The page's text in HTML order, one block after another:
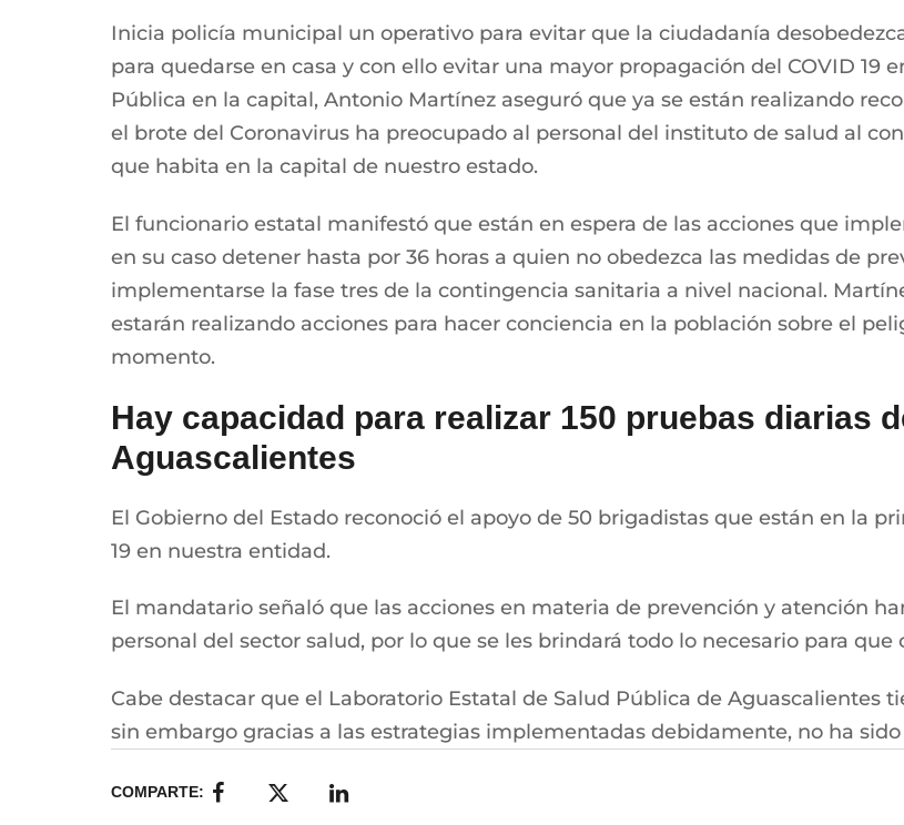
Inicia policía municipal un operativo para evitar que la ciudadanía
para quedarse en casa y con ello evitar una mayor propagación del COVID 19
Pública en la capital, Antonio Martínez aseguró que ya se están realizando
el brote del Coronavirus ha preocupado al personal del instituto de salud al
que habita en la capital de nuestro estado.
El funcionario estatal manifestó que están en espera de las acciones que
en su caso detener hasta por 36 horas a quien no obedezca las medidas de
implementarse la fase tres de la contingencia sanitaria a nivel nacional.
estarán realizando acciones para hacer conciencia en la población sobre el
momento.
Hay capacidad para realizar 150 pruebas diarias
Aguascalientes
El Gobierno del Estado reconoció el apoyo de 50 brigadistas que están en la
19 en nuestra entidad.
El mandatario señaló que las acciones en materia de prevención y atención
personal del sector salud, por lo que se les brindará todo lo necesario para
Cabe destacar que el Laboratorio Estatal de Salud Pública de Aguascalientes
sin embargo gracias a las estrategias implementadas debidamente, no ha
COMPARTE: